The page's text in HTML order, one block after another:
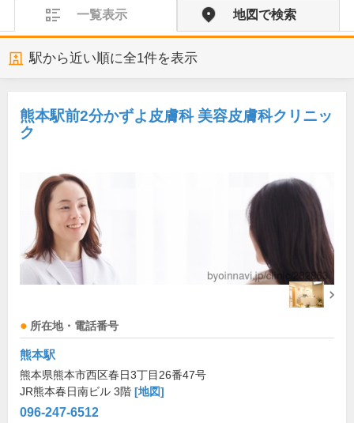
一覧表示 地図で検索
駅から近い順に全1件を表示
熊本駅前2分かずよ皮膚科 美容皮膚科クリニッ
ク
所在地・電話番号
熊本駅
熊本県熊本市西区春日3丁目26番47号
JR熊本春日南ビル 3階 [地図]
096-247-6512